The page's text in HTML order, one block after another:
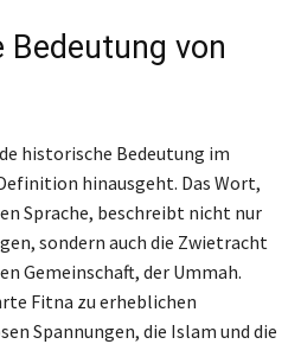
Bedeutung von
historische Bedeutung im
hinausgeht. Das Wort,
Sprache, beschreibt nicht nur
sondern auch die Zwietracht
Gemeinschaft, der Ummah.
Fitna zu erheblichen
Spannungen, die Islam und die